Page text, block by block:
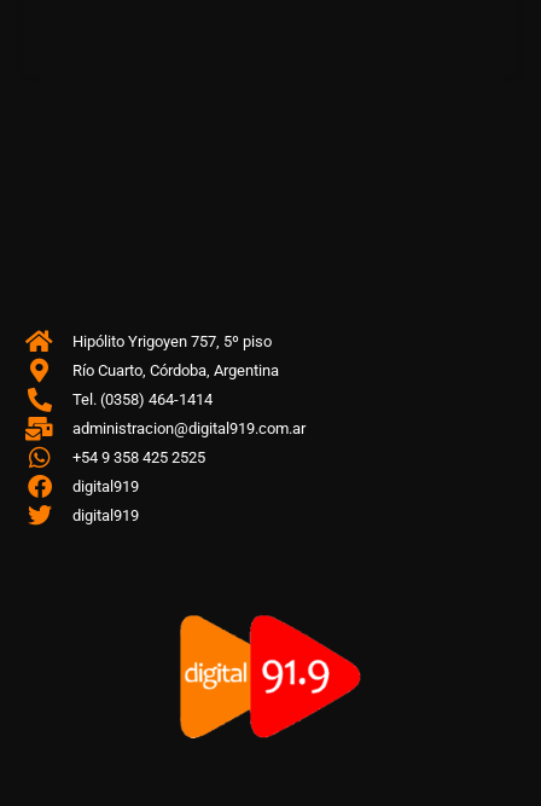
Hipólito Yrigoyen 757, 5º piso
Río Cuarto, Córdoba, Argentina
Tel. (0358) 464-1414
administracion@digital919.com.ar
+54 9 358 425 2525
digital919
digital919